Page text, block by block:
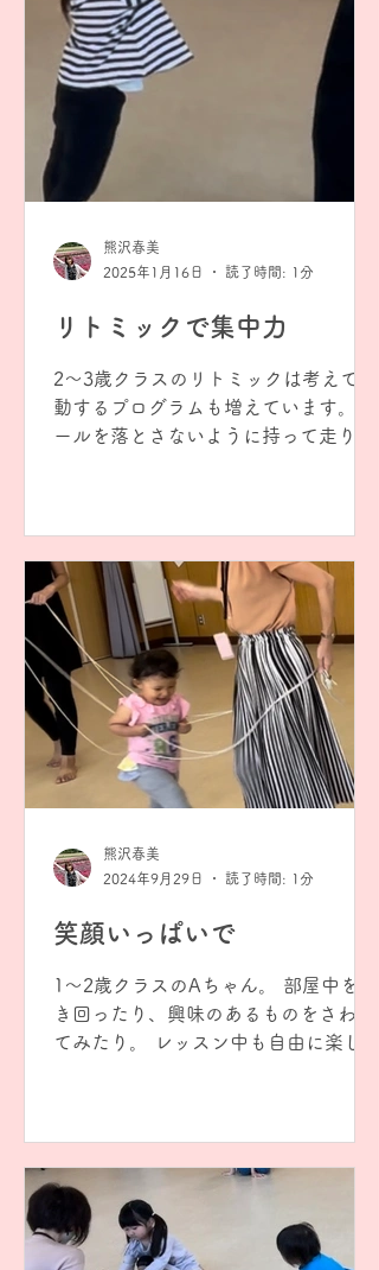
リトミックで集中力
2〜3歳クラスのリトミックは考えて行
動するプログラムも増えています。 ボ
ールを落とさないように持って走りま
熊沢春美
2025年1月16日
読了時間: 1分
笑顔いっぱいで
1〜2歳クラスのAちゃん。 部屋中を歩
き回ったり、興味のあるものをさわっ
てみたり。 レッスン中も自由に楽しん
熊沢春美
2024年9月29日
読了時間: 1分